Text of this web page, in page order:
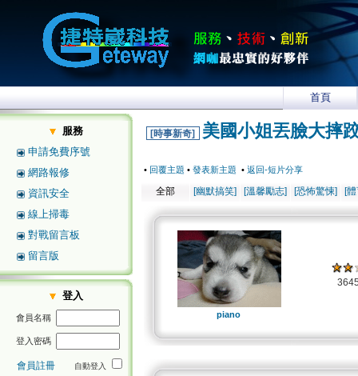
首頁
服務
申請免費序號
網路報修
資訊安全
線上掃毒
對戰留言板
留言版
登入
會員名稱
登入密碼
會員註冊 自動登入
[時事新奇] 美國小姐丟臉大摔
• 回覆主題 • 發表新主題 • 返回-短片分享
全部 [幽默搞笑] [溫馨勵志] [恐怖驚悚] [
piano